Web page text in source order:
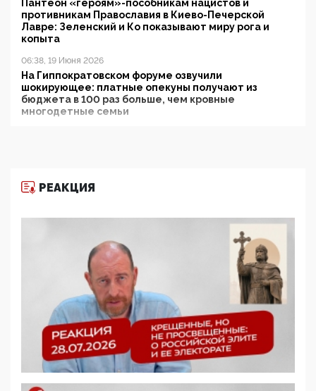
Пантеон «героям»-пособникам нацистов и
противникам Православия в Киево-Печерской
Лавре: Зеленский и Ко показывают миру рога и
копыта
06:38, 19 Июня 2026
На Гиппократовском форуме озвучили
шокирующее: платные опекуны получают из
бюджета в 100 раз больше, чем кровные
многодетные семьи
11:53, 09 Июня 2026
деятельность ИИТО ЮНЕСКО в России, но
цифроглобалисты продолжают определять
повестку в образовании
09:43, 01 Июня 2026
5G за счет здоровья граждан: Минцифры намерено
отобрать у регионов и муниципалитетов право
защищать жилые дома и социальные объекты от
05:58, 26 Мая 2026
Роскомнадзор освободили от борца с
деструктивным и опасным контентом
07:39, 25 Мая 2026
РЕАКЦИЯ